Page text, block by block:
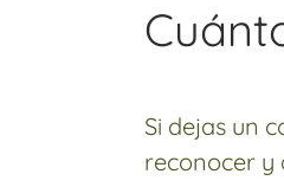
Si dejas un
reconocer y